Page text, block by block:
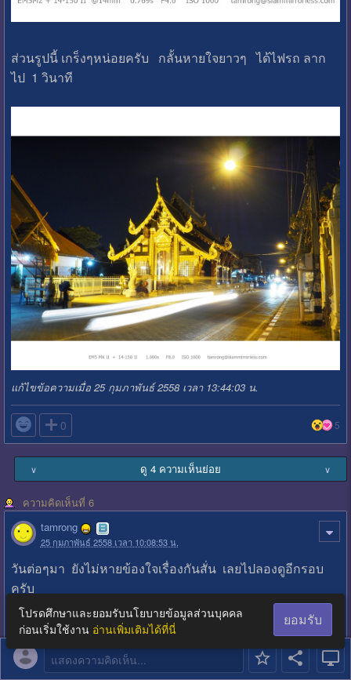
ส่วนรูปนี้ เกร็งๆหน่อยครับ กลั้นหายใจยาวๆ ได้ไฟรถ ลาก
ไป 1 วินาที
แก้ไขข้อความเมื่อ 25 กุมภาพันธ์ 2558 เวลา 13:44:03 น.
 0 5
∨ ดู 4 ความเห็นย่อย ∨
ความคิดเห็นที่ 6
tamrong
25 กุมภาพันธ์ 2558 เวลา 10:08:53 น.
วันต่อๆมา ยังไม่หายข้องใจเรื่องกันสั่น เลยไปลองดูอีกรอบ
ครับ
วัดปงสนุก จังหวัดลำปาง คุกเข่าถ่าย ในอุโบสถ ที่แสงน้อยๆ
ครับ
0.625 วินาที นี่ ถ่ายสัก 10 รูป ได้ภาพนิ่งแทบทุกรูปครับ
แสดงความคิดเห็น...
โปรดศึกษาและยอมรับนโยบายข้อมูลส่วนบุคคล
ก่อนเริ่มใช้งาน อ่านเพิ่มเติมได้ที่นี่
ยอมรับ